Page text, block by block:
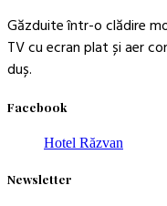
Găzduite într-o clădire
TV cu ecran plat și aer
duș.
Facebook
Hotel Răzvan
Newsletter